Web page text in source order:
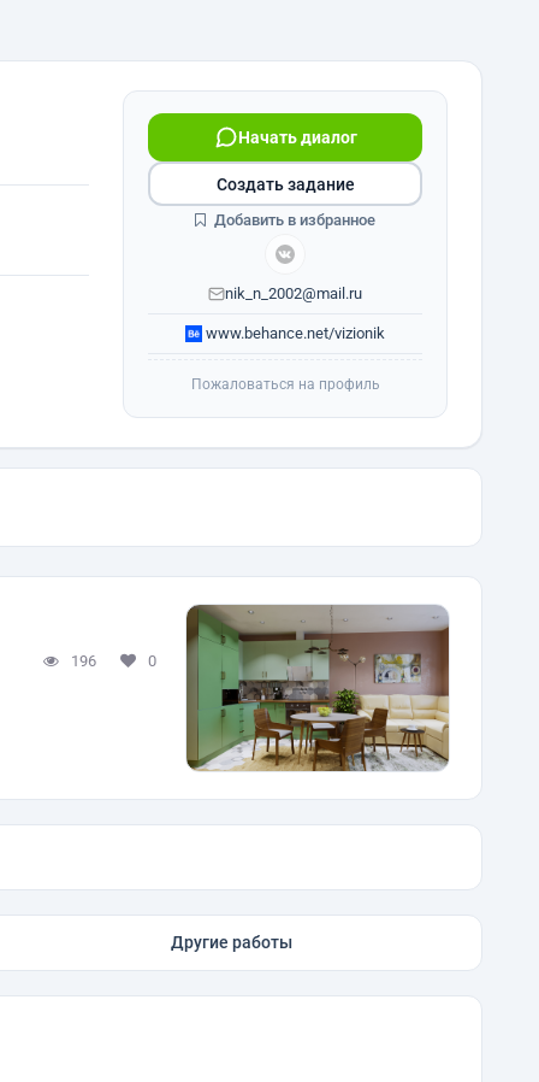
Начать диалог
nik_n_2002@mail.ru
www.behance.net/vizionik
Создать задание
Добавить в избранное
Пожаловаться на профиль
196 0
Другие работы